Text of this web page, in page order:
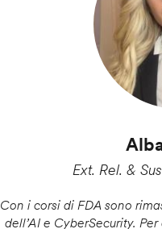
Ext. Rel. &
Con i corsi di FDA sono
dell’AI e CyberSecurity.